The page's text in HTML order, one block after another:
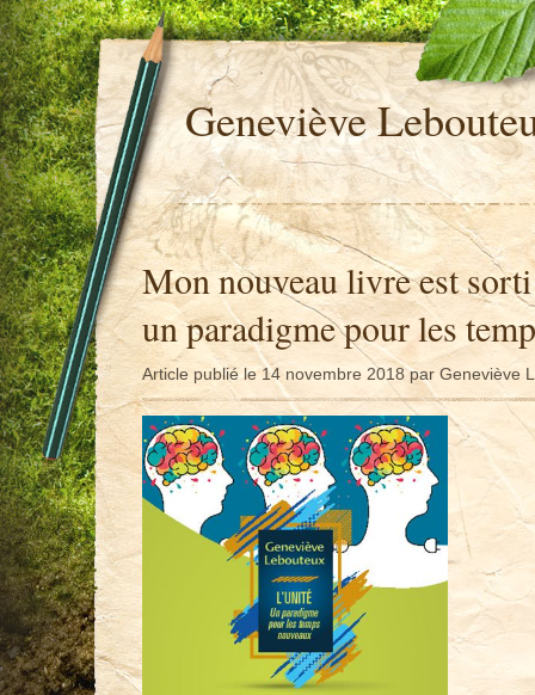
Geneviève
Mon nouveau livre est
un paradigme pour les
Article publié le 14 novembre 2018 par Geneviève